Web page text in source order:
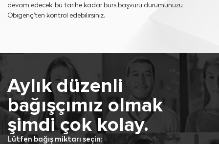
devam edecek, bu tarihe kadar burs başvuru durumunuzu
Obigenç’ten kontrol edebilirsiniz.
Aylık düzenli
bağışçımız olmak
şimdi çok kolay.
Lütfen bağış miktarı seçin: